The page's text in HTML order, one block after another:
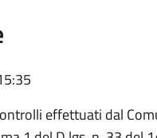
effettuati dal